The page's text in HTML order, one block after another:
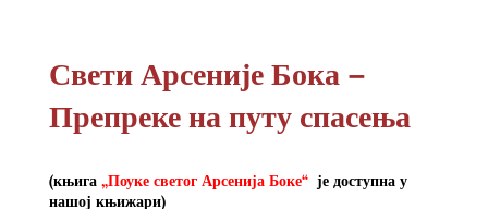
Свети Арсеније Бока –
Препреке на путу спасења
(књига „Поуке светог Арсенија Боке“је доступна у
нашој књижари)